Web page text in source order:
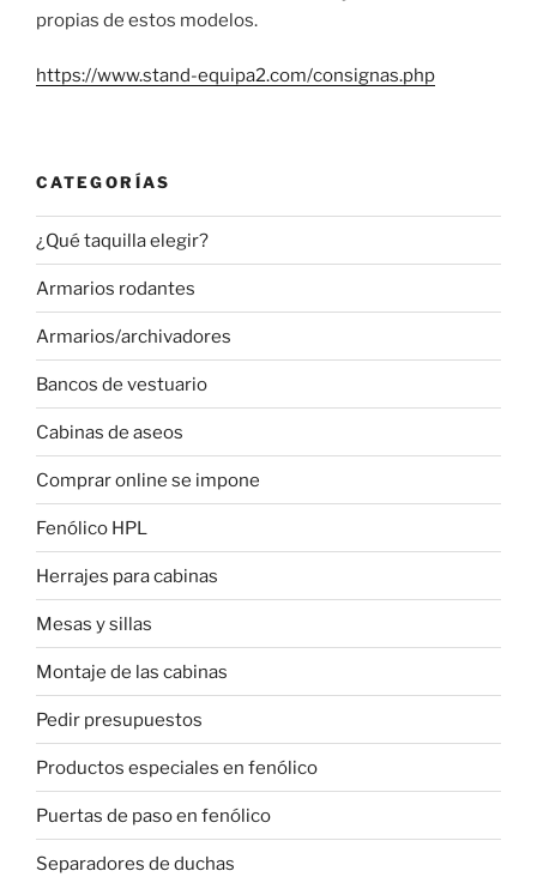
propias de estos modelos.
https://www.stand-equipa2.com/consignas.php
CATEGORÍAS
¿Qué taquilla elegir?
Armarios rodantes
Armarios/archivadores
Bancos de vestuario
Cabinas de aseos
Comprar online se impone
Fenólico HPL
Herrajes para cabinas
Mesas y sillas
Montaje de las cabinas
Pedir presupuestos
Productos especiales en fenólico
Puertas de paso en fenólico
Separadores de duchas